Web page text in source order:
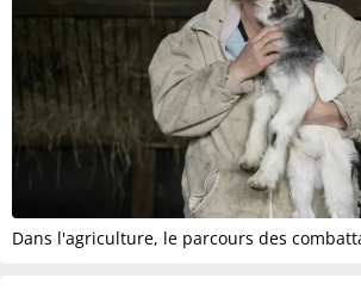
Dans l'agriculture, le parcours des